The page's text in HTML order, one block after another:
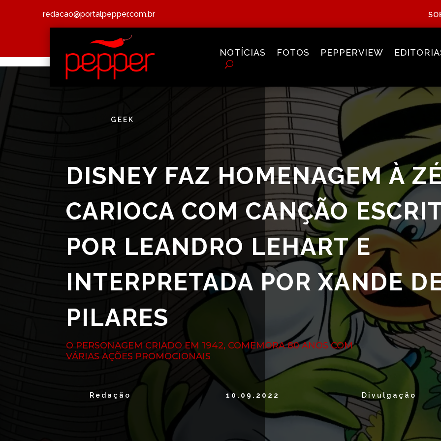
redacao@portalpepper.com.br
NOTÍCIAS FOTOS PEPPERVIEW
GEEK
DISNEY FAZ HOMENAGEM À
CARIOCA COM CANÇÃO
POR LEANDRO LEHART E
INTERPRETADA POR XANDE
PILARES
O PERSONAGEM CRIADO EM 1942, COMEMORA 80 ANOS COM
VÁRIAS AÇÕES PROMOCIONAIS
Redação 10.09.2022 Divulgação